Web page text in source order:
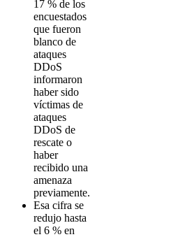
17 % de los
encuestados
que fueron
blanco de
ataques
DDoS
informaron
haber sido
víctimas de
ataques
DDoS de
rescate o
haber
recibido una
amenaza
previamente.
Esa cifra se
redujo hasta
el 6 % en